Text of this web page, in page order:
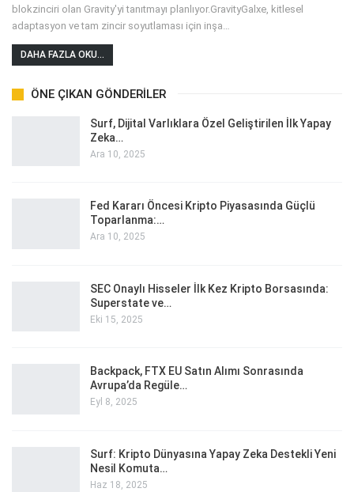
blokzinciri olan Gravity'yi tanıtmayı planlıyor.GravityGalxe, kitlesel
adaptasyon ve tam zincir soyutlaması için inşa…
DAHA FAZLA OKU...
ÖNE ÇIKAN GÖNDERILER
Surf, Dijital Varlıklara Özel Geliştirilen İlk Yapay
Zeka…
Ara 10, 2025
Fed Kararı Öncesi Kripto Piyasasında Güçlü
Toparlanma:…
Ara 10, 2025
SEC Onaylı Hisseler İlk Kez Kripto Borsasında:
Superstate ve…
Eki 15, 2025
Backpack, FTX EU Satın Alımı Sonrasında
Avrupa’da Regüle…
Eyl 8, 2025
Surf: Kripto Dünyasına Yapay Zeka Destekli Yeni
Nesil Komuta…
Haz 18, 2025